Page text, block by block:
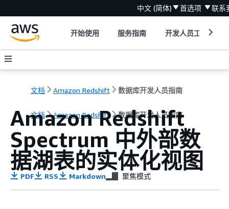
中文 (简体) 首选项 联系
开始使用 服务指南 开发人员工具
文档 Amazon Redshift 数据库开发人员指南
文档 Amazon Redshift 数据库开发人员指南
Amazon Redshift
Spectrum 中外部数
据湖表的实体化视图
PDF RSS Markdown 聚焦模式